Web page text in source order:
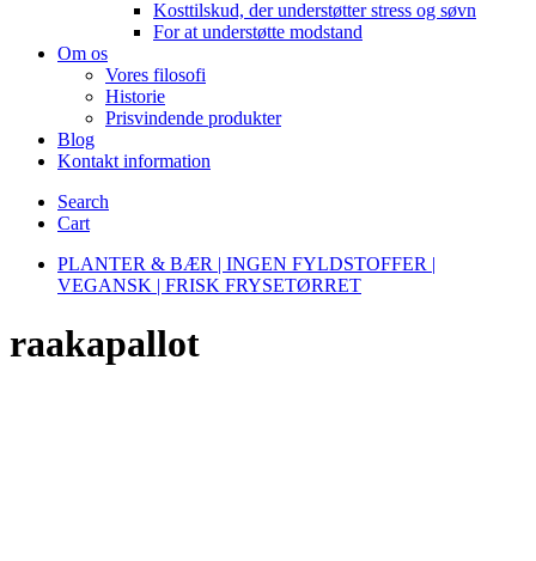
Kosttilskud, der understøtter stress og søvn
For at understøtte modstand
Om os
Vores filosofi
Historie
Prisvindende produkter
Blog
Kontakt information
Search
Cart
PLANTER & BÆR | INGEN FYLDSTOFFER |
VEGANSK | FRISK FRYSETØRRET
raakapallot